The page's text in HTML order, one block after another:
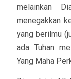
melainkan
menegakkan
yang berilmu
ada Tuhan
Yang Maha